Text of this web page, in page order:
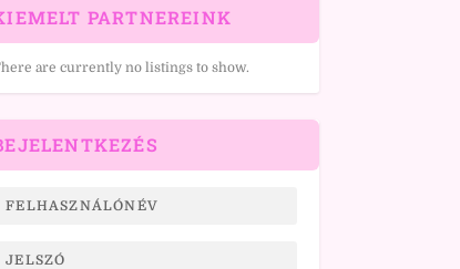
PARTNEREINK
are currently no listings to show.